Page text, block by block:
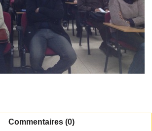
Commentaires (0)